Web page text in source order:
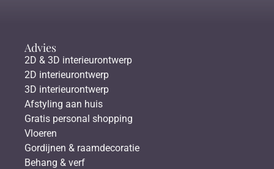
Advies
2D & 3D interieurontwerp
2D interieurontwerp
3D interieurontwerp
Afstyling aan huis
Gratis personal shopping
Vloeren
Gordijnen & raamdecoratie
Behang & verf